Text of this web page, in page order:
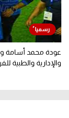
عودة محمد أسامة
والإدارية والطبية